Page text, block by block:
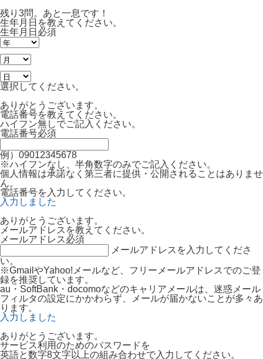
残り3問。あと一息です！
生年月日を教えてください。
生年月日 必須
選択してください。
ありがとうございます。
電話番号を教えてください。
ハイフン無しでご記入ください。
電話番号必須
例）09012345678
※ハイフンなし、半角数字のみでご記入ください。
個人情報は承諾なく第三者に提供・公開されることはありませ
ん。
電話番号を入力してください。
入力しました
ありがとうございます。
メールアドレスを教えてください。
メールアドレス必須
メールアドレスを入力してくださ
い。
※GmailやYahoo!メールなど、フリーメールアドレスでのご登
録を推奨しています。
au・SoftBank・docomoなどのキャリアメールは、迷惑メール
フィルタの設定にかかわらず、メールが届かないことが多々あ
ります。
入力しました
ありがとうございます。
サービス利用のためのパスワードを
英語と数字8文字以上の組み合わせで入力してください。